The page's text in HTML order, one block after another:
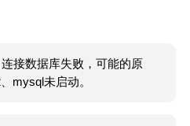
接数据库失败，可能的原
mysql未启动。